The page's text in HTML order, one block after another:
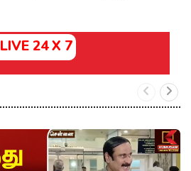
LIVE 24 X 7